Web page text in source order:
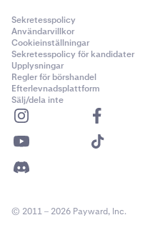
Sekretesspolicy
Användarvillkor
Cookieinställningar
Sekretesspolicy för kandidater
Upplysningar
Regler för börshandel
Efterlevnadsplattform
Sälj/dela inte
© 2011 – 2026 Payward, Inc.